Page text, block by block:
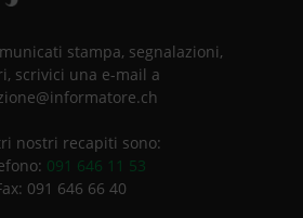
stampa, segnalazioni,
scrivici una e-mail a
nostri recapiti sono:
091 646 11 53
091 646 66 40